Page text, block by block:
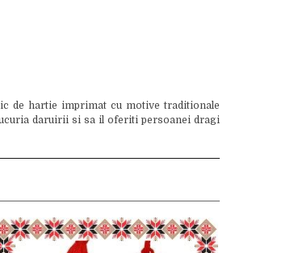
de hartie imprimat cu motive traditionale
daruirii si sa il oferiti persoanei dragi